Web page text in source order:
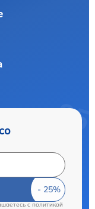
cполитикой